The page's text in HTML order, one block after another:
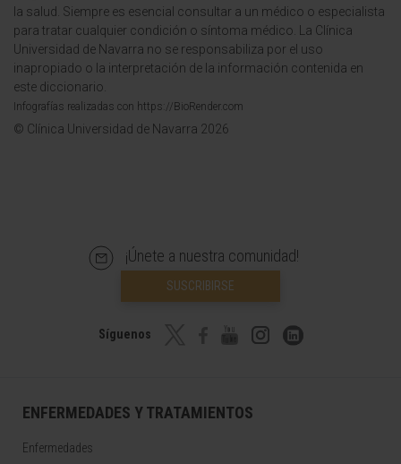
la salud. Siempre es esencial consultar a un médico o especialista
para tratar cualquier condición o síntoma médico. La Clínica
Universidad de Navarra no se responsabiliza por el uso
inapropiado o la interpretación de la información contenida en
este diccionario.
Infografías realizadas con https://BioRender.com
© Clínica Universidad de Navarra 2026
¡Únete a nuestra comunidad!
SUSCRIBIRSE
Síguenos
ENFERMEDADES Y TRATAMIENTOS
Enfermedades